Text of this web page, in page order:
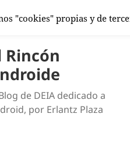
Rincón
de DEIA dedicado a
por Erlantz Plaza
"cookies" propias y de